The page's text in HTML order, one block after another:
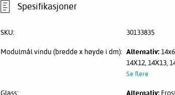
Spesifikasjoner
SKU: 30133835
Modulmål vindu (bredde x høyde i dm): Alternativ:
14X12, 14X13,
Se flere
Glass: Alternativ: